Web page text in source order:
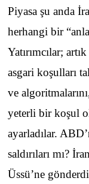
Piyasa şu anda
herhangi bir
Yatırımcılar;
asgari koşulları
ve
yeterli bir koşul
ayarladılar.
saldırıları mı?
Üssü’ne